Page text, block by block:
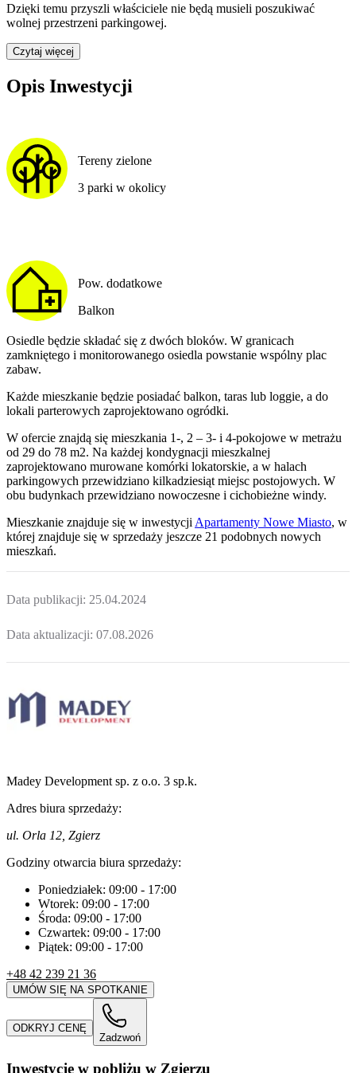
Dzięki temu przyszli właściciele nie będą musieli poszukiwać
wolnej przestrzeni parkingowej.
Czytaj więcej
Opis Inwestycji
Tereny zielone
3 parki w okolicy
Pow. dodatkowe
Balkon
Osiedle będzie składać się z dwóch bloków. W granicach
zamkniętego i monitorowanego osiedla powstanie wspólny plac
zabaw.
Każde mieszkanie będzie posiadać balkon, taras lub loggie, a do
lokali parterowych zaprojektowano ogródki.
W ofercie znajdą się mieszkania 1-, 2 – 3- i 4-pokojowe w metrażu
od 29 do 78 m2. Na każdej kondygnacji mieszkalnej
zaprojektowano murowane komórki lokatorskie, a w halach
parkingowych przewidziano kilkadziesiąt miejsc postojowych. W
obu budynkach przewidziano nowoczesne i cichobieżne windy.
Mieszkanie znajduje się w inwestycjiApartamenty Nowe Miasto, w
której znajduje się w sprzedaży jeszcze 21 podobnych nowych
mieszkań.
Data publikacji: 25.04.2024
Data aktualizacji: 07.08.2026
Madey Development sp. z o.o. 3 sp.k.
Adres biura sprzedaży:
ul. Orla 12, Zgierz
Godziny otwarcia biura sprzedaży:
Poniedziałek: 09:00 - 17:00
Wtorek: 09:00 - 17:00
Środa: 09:00 - 17:00
Czwartek: 09:00 - 17:00
Piątek: 09:00 - 17:00
+48 42 239 21 36
UMÓW SIĘ NA SPOTKANIE
ODKRYJ CENĘ
Zadzwoń
Inwestycje w pobliżu w Zgierzu